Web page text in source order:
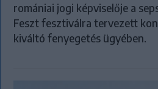
romániai jogi képviselője a
Feszt fesztiválra tervezett
kiváltó fenyegetés ügyében.